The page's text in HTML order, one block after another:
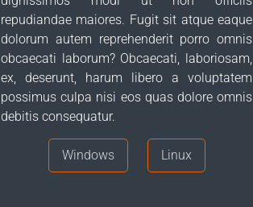
repudiandae maiores. Fugit sit atque eaque
dolorum autem reprehenderit porro omnis
obcaecati laborum? Obcaecati, laboriosam,
ex, deserunt, harum libero a voluptatem
possimus culpa nisi eos quas dolore omnis
debitis consequatur.
Windows Linux